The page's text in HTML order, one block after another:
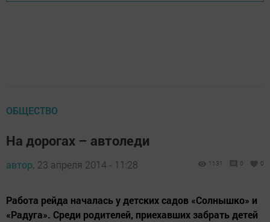
ОБЩЕСТВО
На дорогах – автоледи
автор, 23 апреля 2014 - 11:28 1131 0 0
Работа рейда началась у детских садов «Солнышко» и
«Радуга». Среди родителей, приехавших забрать детей